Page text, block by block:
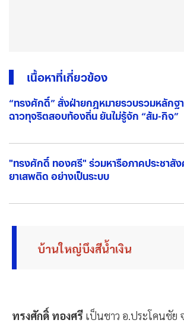
เนื้อหาที่เกี่ยวข้อง
“ทรงศักดิ์” สั่งฝ่ายกฎหมายรวบรวมหลักฐ
ฉาวทุจริตสอบท้องถิ่น ยันไม่รู้จัก “ส้ม-กิจ”
"ทรงศักดิ์ ทองศรี" ร่วมหารือภาคประชาสั
ยาเสพติด อย่างเป็นระบบ
บ้านใหญ่บึงสีน้ำเงิน
ทรงศักดิ์ ทองศรี เป็นชาว อ.ประโคนชัย